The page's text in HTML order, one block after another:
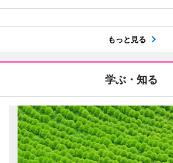
もっと見る
学ぶ・知る